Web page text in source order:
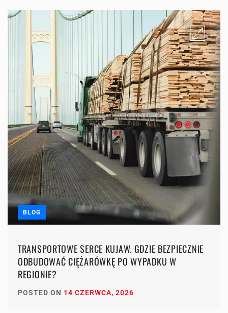
BLOG
TRANSPORTOWE SERCE KUJAW. GDZIE BEZPIECZNIE
ODBUDOWAĆ CIĘŻARÓWKĘ PO WYPADKU W
REGIONIE?
POSTED ON 14 CZERWCA, 2026